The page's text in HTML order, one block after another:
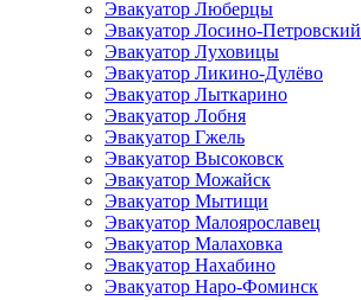
Эвакуатор Люберцы
Эвакуатор Лосино-Петровский
Эвакуатор Луховицы
Эвакуатор Ликино-Дулёво
Эвакуатор Лыткарино
Эвакуатор Лобня
Эвакуатор Гжель
Эвакуатор Высоковск
Эвакуатор Можайск
Эвакуатор Мытищи
Эвакуатор Малоярославец
Эвакуатор Малаховка
Эвакуатор Нахабино
Эвакуатор Наро-Фоминск